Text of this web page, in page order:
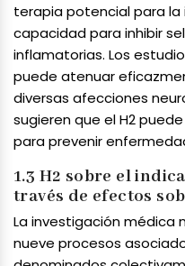
terapia potencial para
capacidad para inhibir
inflamatorias. Los
puede atenuar
diversas afecciones
sugieren que el H2
para prevenir
1.3 H2 sobre el
través de efectos
La investigación médica
nueve procesos